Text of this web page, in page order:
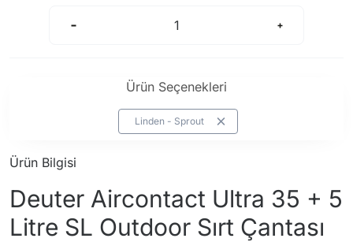
Ürün Seçenekleri
Linden - Sprout
Ürün Bilgisi
Deuter Aircontact Ultra 35 + 5
Litre SL Outdoor Sırt Çantası